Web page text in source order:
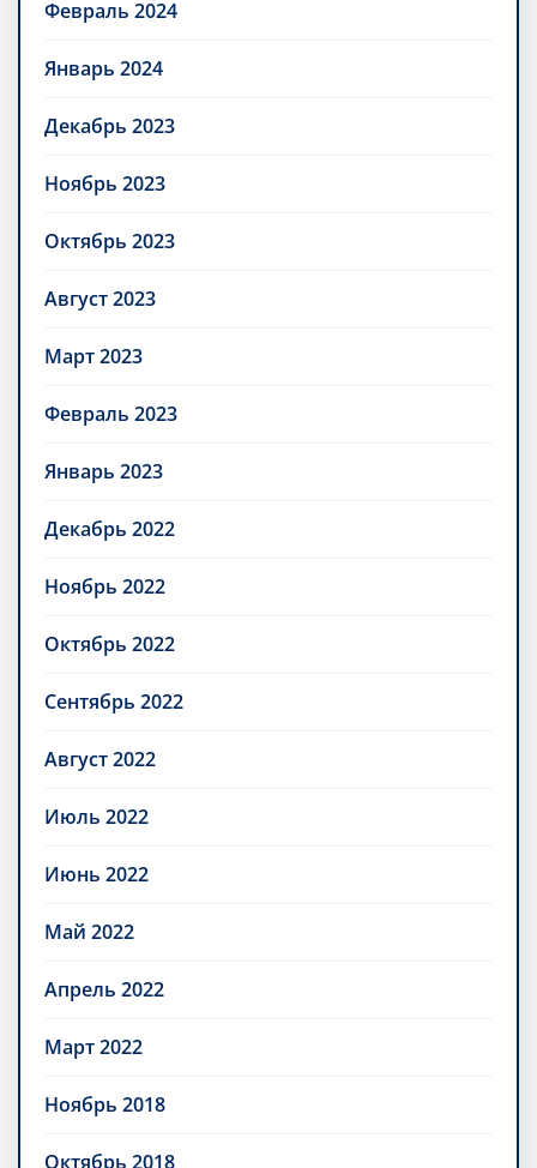
Февраль 2024
Январь 2024
Декабрь 2023
Ноябрь 2023
Октябрь 2023
Август 2023
Март 2023
Февраль 2023
Январь 2023
Декабрь 2022
Ноябрь 2022
Октябрь 2022
Сентябрь 2022
Август 2022
Июль 2022
Июнь 2022
Май 2022
Апрель 2022
Март 2022
Ноябрь 2018
Октябрь 2018